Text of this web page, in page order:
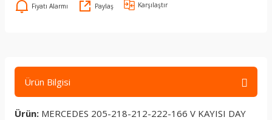
Fiyatı Alarmı Paylaş Karşılaştır
Ürün Bilgisi
Ürün: MERCEDES 205-218-212-222-166 V KAYISI DAY